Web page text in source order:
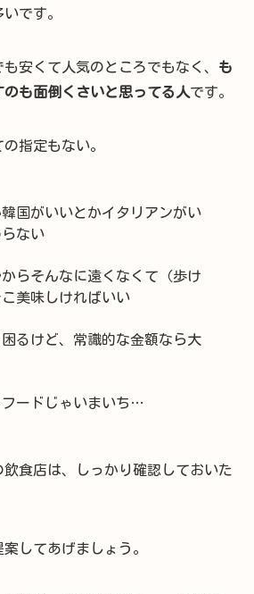
です。
安くて人気のところでもなく、 も
も面倒くさいと思ってる人です。
指定もない。
国がいいとかイタリアンがい
ない
らそんなに遠くなくて（歩け
美味しければいい
るけど、常識的な金額なら大
ードじゃいまいち…
食店は、しっかり確認しておいた
してあげましょう。